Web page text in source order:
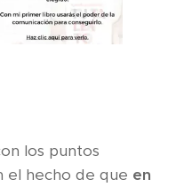
los puntos
el hecho de que en